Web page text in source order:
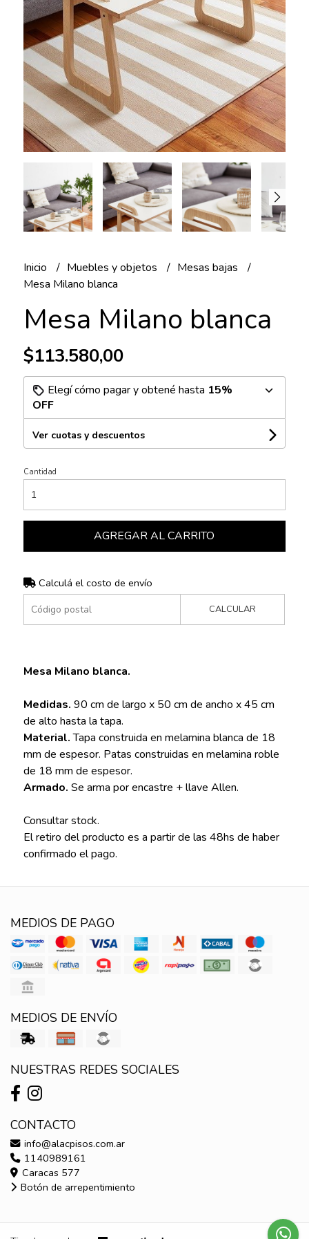
Inicio Muebles y objetos
Mesas bajas
Mesa Milano blanca
Mesa Milano blanca
$113.580,00
Elegí cómo pagar y obtené hasta 15%
OFF
Ver cuotas y descuentos
Cantidad
AGREGAR AL CARRITO
Calculá el costo de envío
CALCULAR
Mesa Milano blanca.
Medidas. 90 cm de largo x 50 cm de ancho x 45 cm
de alto hasta la tapa.
Material.Tapa construida en melamina blanca de 18
mm de espesor. Patas construidas en melamina roble
de 18 mm de espesor.
Armado. Se arma por encastre + llave Allen.
Consultar stock.
El retiro del producto es a partir de las 48hs de haber
confirmado el pago.
MEDIOS DE PAGO
MEDIOS DE ENVÍO
NUESTRAS REDES SOCIALES
CONTACTO
info@alacpisos.com.ar
1140989161
Caracas 577
Botón de arrepentimiento